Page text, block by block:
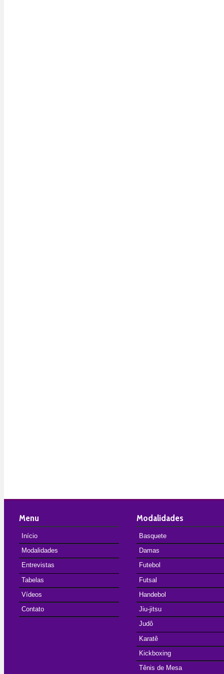
Menu
Início
Modalidades
Entrevistas
Tabelas
Vídeos
Contato
Modalidades
Basquete
Damas
Futebol
Futsal
Handebol
Jiu-jitsu
Judô
Karatê
Kickboxing
Tênis de Mesa